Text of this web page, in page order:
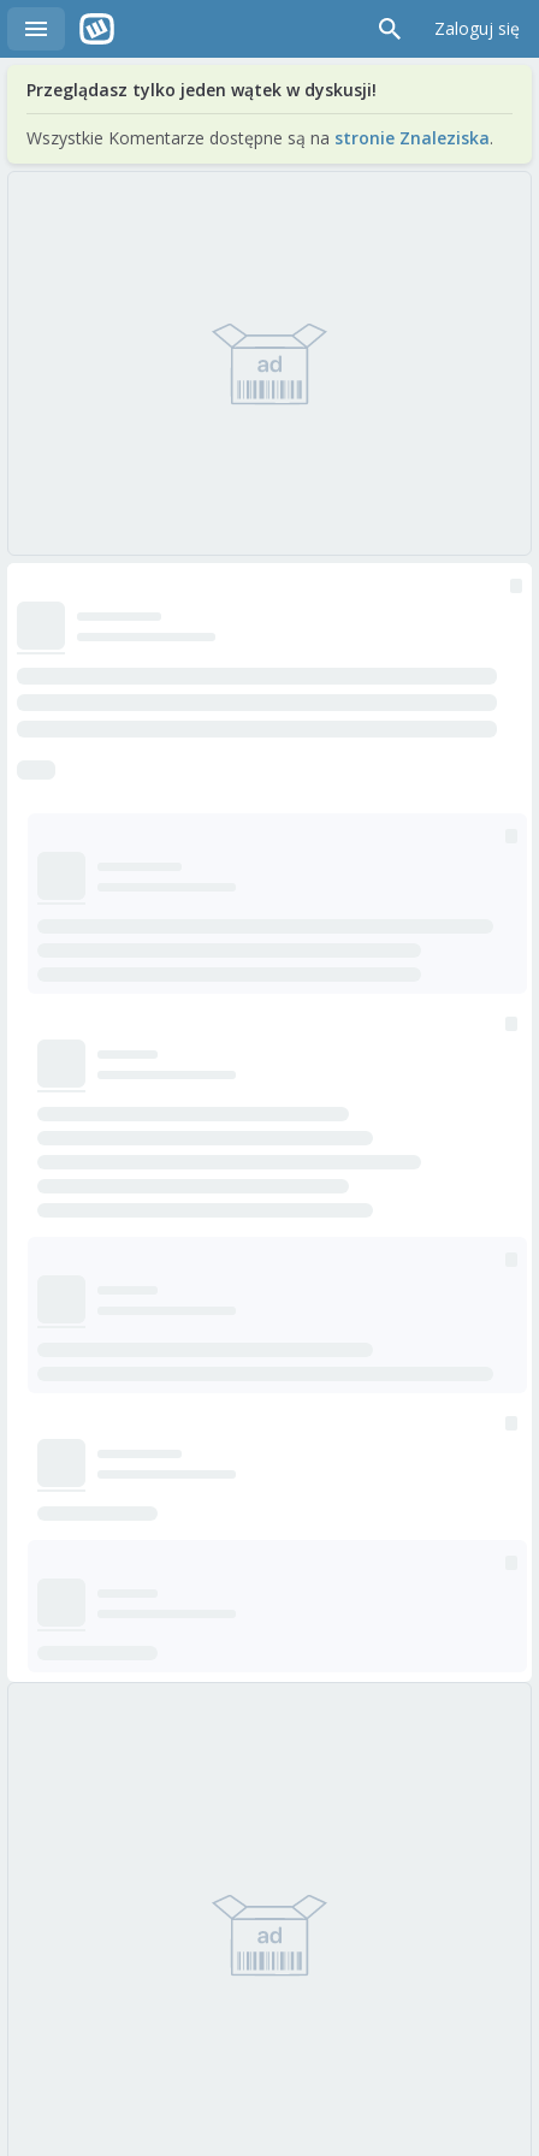
Zaloguj się
Przeglądasz tylko jeden wątek w dyskusji!
Wszystkie Komentarze dostępne są na stronie Znaleziska.